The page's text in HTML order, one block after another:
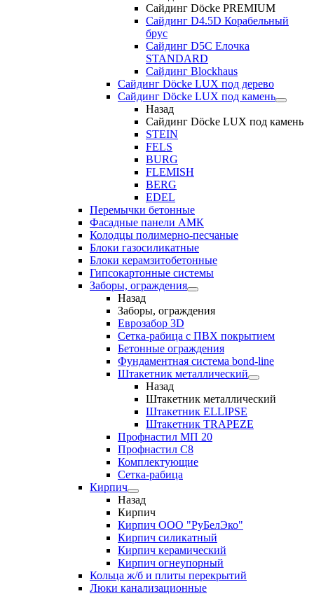
Сайдинг Döcke PREMIUM
Сайдинг D4.5D Корабельный
брус
Сайдинг D5С Елочка
STANDARD
Сайдинг Blockhaus
Сайдинг Döcke LUX под дерево
Сайдинг Döcke LUX под камень
Назад
Сайдинг Döcke LUX под камень
STEIN
FELS
BURG
FLEMISH
BERG
EDEL
Перемычки бетонные
Фасадные панели АМК
Колодцы полимерно-песчаные
Блоки газосиликатные
Блоки керамзитобетонные
Гипсокартонные системы
Заборы, ограждения
Назад
Заборы, ограждения
Еврозабор 3D
Сетка-рабица с ПВХ покрытием
Бетонные ограждения
Фундаментная система bond-line
Штакетник металлический
Назад
Штакетник металлический
Штакетник ELLIPSE
Штакетник TRAPEZE
Профнастил МП 20
Профнастил С8
Комплектующие
Сетка-рабица
Кирпич
Назад
Кирпич
Кирпич ООО "РуБелЭко"
Кирпич силикатный
Кирпич керамический
Кирпич огнеупорный
Кольца ж/б и плиты перекрытий
Люки канализационные